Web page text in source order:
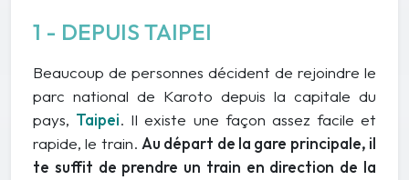
1 - DEPUIS TAIPEI
Beaucoup de personnes décident de rejoindre le
parc national de Karoto depuis la capitale du
pays, Taipei. Il existe une façon assez facile et
rapide, le train. Au départ de la gare principale, il
te suffit de prendre un train en direction de la